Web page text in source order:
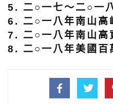
5. 二○一七～二○一
6. 二○一八年南山高
7. 二○一八年南山高
8. 二○一八年美國百